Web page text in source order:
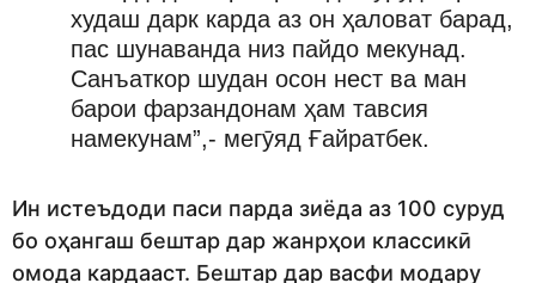
худаш дарк карда аз он ҳаловат барад,
пас шунаванда низ пайдо мекунад.
Санъаткор шудан осон нест ва ман
барои фарзандонам ҳам тавсия
намекунам”,- мегӯяд Ғайратбек.
Ин истеъдоди паси парда зиёда аз 100 суруд
бо оҳангаш бештар дар жанрҳои классикӣ
омода кардааст. Бештар дар васфи модару